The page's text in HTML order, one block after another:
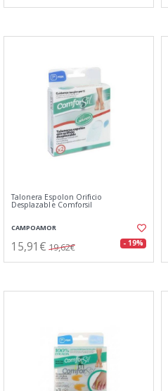
Talonera Espolon Orificio
Desplazable Comforsil
CAMPOAMOR
15,91€ 19,62€ - 19%